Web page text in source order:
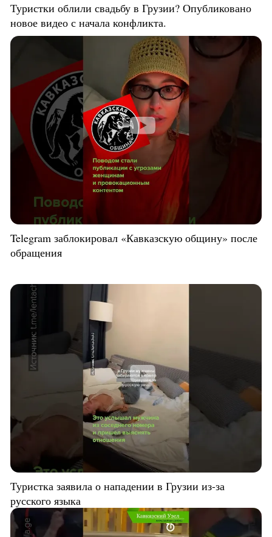
Туристки облили свадьбу в Грузии? Опубликовано
новое видео с начала конфликта.
Telegram заблокировал «Кавказскую общину» после
обращения
Туристка заявила о нападении в Грузии из-за
русского языка